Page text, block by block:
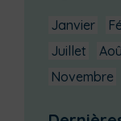
Janvier
Juillet
Novembre